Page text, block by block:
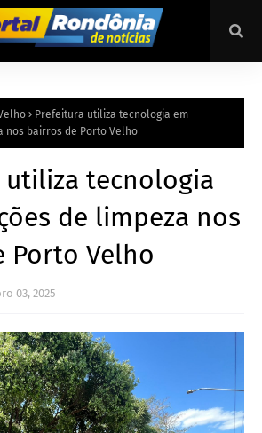
Prefeitura utiliza tecnologia em
nos bairros de Porto Velho
utiliza tecnologia
de limpeza nos
Porto Velho
03, 2025